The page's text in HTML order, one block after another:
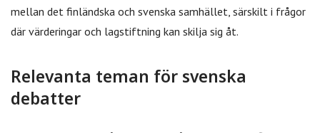
mellan det finländska och svenska samhället, särskilt i frågor
där värderingar och lagstiftning kan skilja sig åt.
Relevanta teman för svenska
debatter